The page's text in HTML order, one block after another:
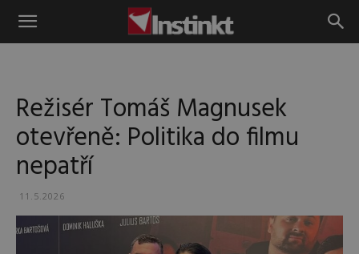
Instinkt
Režisér Tomáš Magnusek
otevřeně: Politika do filmu
nepatří
11.5.2026